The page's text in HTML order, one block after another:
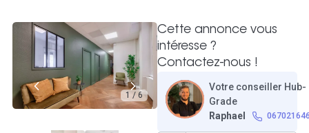
1 / 6
Cette annonce vous
intéresse ?
Contactez-nous !
Votre conseiller Hub-
Grade
Raphael